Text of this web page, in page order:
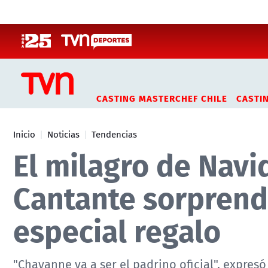
CASTING MASTERCHEF CHILE
Inicio Noticias Tendencias
El milagro de
Cantante
especial regalo
"Chayanne va a ser el padrino oficial",